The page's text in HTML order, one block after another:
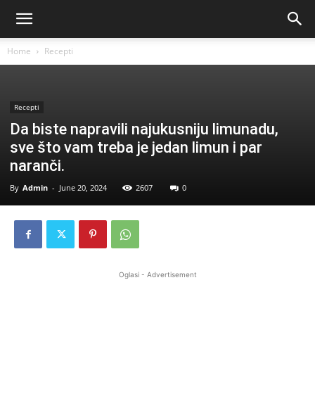
Home Recepti
Recepti
Da biste napravili najukusniju limunadu,
sve što vam treba je jedan limun i par
naranči.
By Admin - June 20, 2024 2607 0
Oglasi - Advertisement